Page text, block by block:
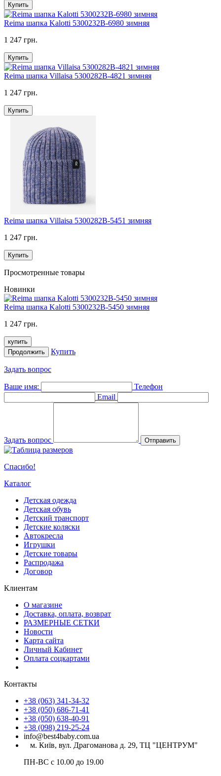
Купить
Reima шапка Kalotti 5300232B-6980 зимняя
1 247 грн.
Купить
Reima шапка Villaisa 5300282B-4821 зимняя
1 247 грн.
Купить
Reima шапка Villaisa 5300282B-5451 зимняя
1 247 грн.
Купить
Просмотренные товары
Новинки
Reima шапка Kalotti 5300232B-5450 зимняя
1 247 грн.
купить
Продолжить
Купить
Задать вопрос
Ваше имя:
Телефон
Email
Задать вопрос Отправить
Спасибо!
Каталог
Детская одежда
Детская обувь
Детский транспорт
Детские коляски
Автокресла
Игрушки
Детские товары
Распродажа
Договор
Клиентам
О магазине
Доставка, оплата, возврат
РАЗМЕРНЫЕ СЕТКИ
Новости
Карта сайта
Личный Кабинет
Оплата соцкартами
Контакты
+38 (063) 341-34-32
+38 (050) 686-71-41
+38 (050) 638-40-91
+38 (098) 219-25-24
info@best4baby.com.ua
м. Київ, вул. Драгоманова д. 29, ТЦ "ЦЕНТРУМ"
ПН-ВС с 10.00 до 19.00